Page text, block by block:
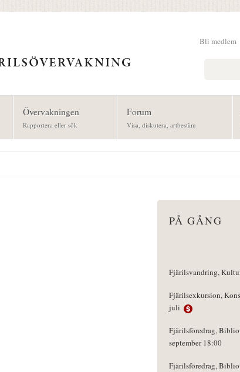
Bli medlem
Övervakningen
Rapportera eller sök
Forum
Visa, diskutera, artbestäm
PÅ GÅNG
Fjärilsvandring,
Fjärilsexkursion,
juli
Fjärilsföredrag,
september 18:00
Fjärilsföredrag,